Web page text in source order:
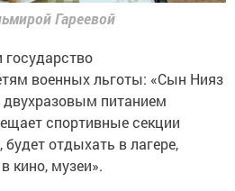
Гареевой
военных льготы: «Сын Нияз
питанием
спортивные секции
отдыхать в лагере,
кино, музеи».